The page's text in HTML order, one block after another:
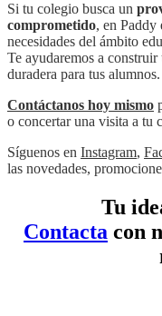
Si tu colegio busca un
comprometido, en Paddy
necesidades del ámbito
Te ayudaremos a
duradera para tus alumnos.
Contáctanos hoy mismo
o concertar una visita a tu
Síguenos en Instagram,
las novedades,
Tu
Contacta con